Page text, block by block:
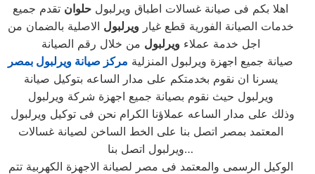
اهلا بكم فى صيانة غسالات اطباق ويرلبول حلوان تقدم جميع
خدمات الصيانة الفورية قطع غيارويرلبول الاصلية بالضمان من
اجل خدمة عملاءويرلبول من خلال رقم الصيانة
صيانة جميع اجهزة ويرلبول المنزلية مركز صيانة ويرلبول بمصر
يسرنا ان نقوم بخدمتكم على مدار الساعه بتوكيل صيانة
ويرلبول حيث نقوم بصيانة جميع اجهزة شركة ويرلبول
المعتمد بمصر اتصل بنا على الخط الساخن لصيانة غسالات
ويرلبول اتصل بنا…
الوكيل الرسمى والمعتمد فى مصر لصيانة الاجهزة الكهربية تتم